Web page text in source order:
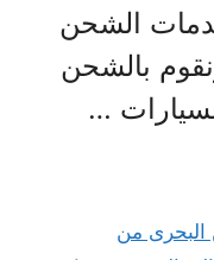
الشحن
بالشحن
…
من